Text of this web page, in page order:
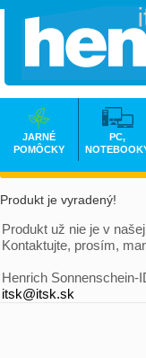
Produkt je vyradený!
Produkt už nie je v
Kontaktujte, prosím,
Henrich Sonnenschein-
itsk@itsk.sk
JARNÉ
POMÔCKY
PC,